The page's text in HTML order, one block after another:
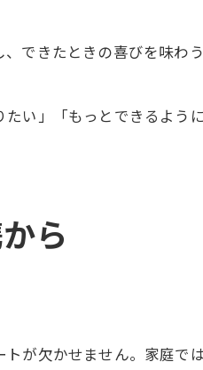
できたときの喜びを味わ
い」「もっとできるよう
ら
が欠かせません。家庭で